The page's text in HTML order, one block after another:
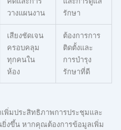
วางแผนงาน
รักษา
เสียงชัดเจน
ครอบคลุม
ทุกคนใน
ห้อง
ต้องการการ
ติดตั้งและ
การบำรุง
รักษาที่ดี
พิ่มประสิทธิภาพการประชุมและ
งขึ้น หากคุณต้องการข้อมูลเพิ่ม